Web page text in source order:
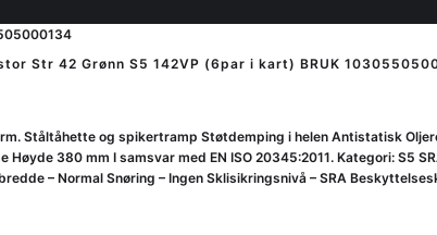
Str 42 Grønn S5 142VP (6par i kart) BRUK
Ståltåhette og spikertramp Støtdemping i helen Antistatisk
380 mm I samsvar med EN ISO 20345:2011. Kategori: S5
– Normal Snøring – Ingen Sklisikringsnivå – SRA